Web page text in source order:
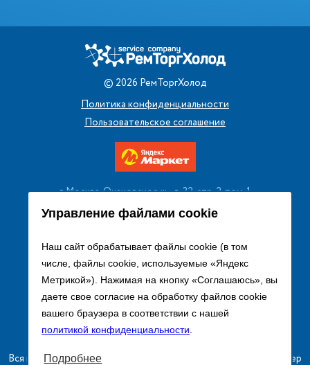
Управление файлами cookie
Наш сайт обрабатывает файлы cookie (в том
числе, файлы cookie, используемые «Яндекс
Метрикой»). Нажимая на кнопку «Соглашаюсь», вы
даете свое согласие на обработку файлов cookie
вашего браузера в соответствии с нашей
политикой конфиденциальности.
Подробнее
© 2026 РемТоргХолод
Политика конфиденциальности
Пользовательское соглашение
г. Москва, Очаковское ш., д. 32, стр. 2, пом. 1
+7 (495) 256 08 13
Заказать звонок
sales@remtorgholod.ru
Разработка и продвижение сайта
Вся информация на сайте о товарах носит справочный характер